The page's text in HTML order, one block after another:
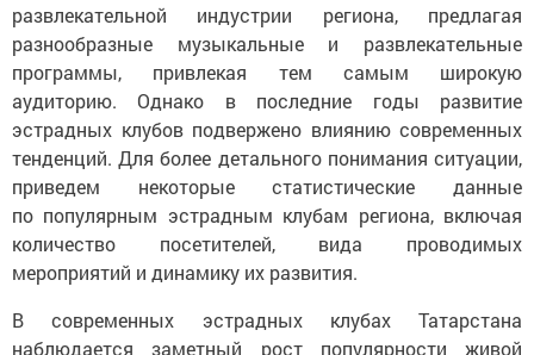
развлекательной индустрии региона, предлагая
разнообразные музыкальные и развлекательные
программы, привлекая тем самым широкую
аудиторию. Однако в последние годы развитие
эстрадных клубов подвержено влиянию современных
тенденций. Для более детального понимания ситуации,
приведем некоторые статистические данные
по популярным эстрадным клубам региона, включая
количество посетителей, вида проводимых
мероприятий и динамику их развития.
В современных эстрадных клубах Татарстана
наблюдается заметный рост популярности живой